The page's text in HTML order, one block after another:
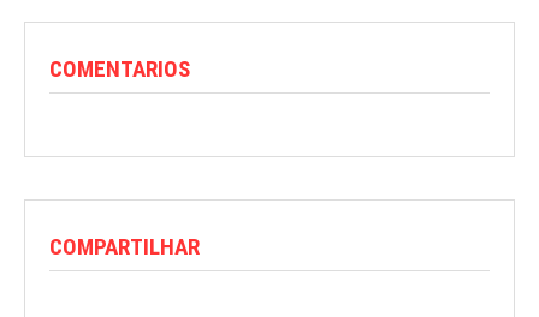
COMENTARIOS
COMPARTILHAR